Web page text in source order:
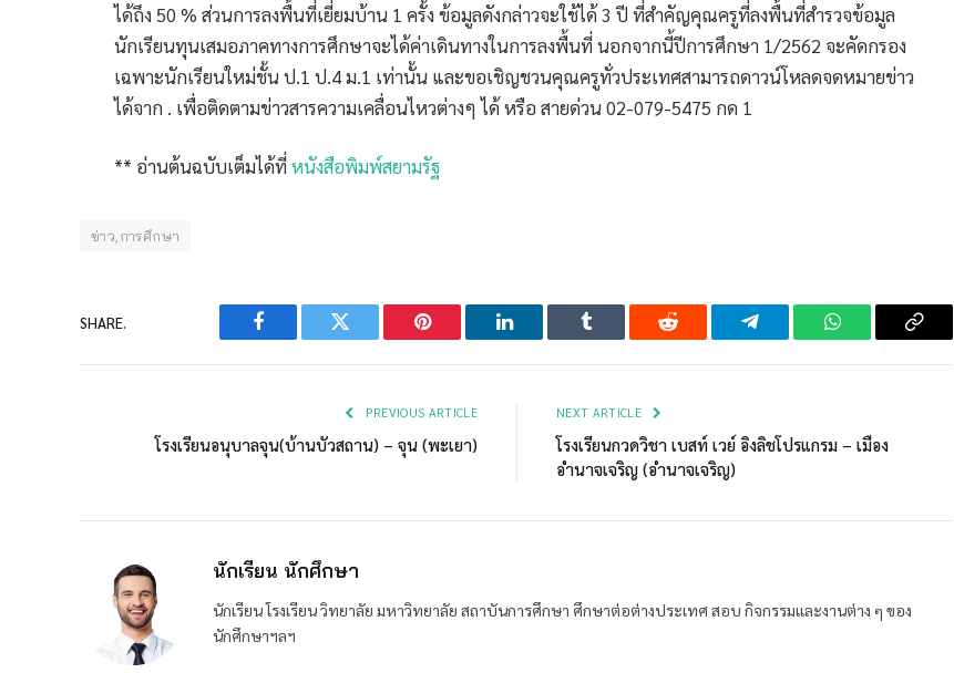
ได้ถึง 50 % ส่วนการลงพื้นที่เยี่ยมบ้าน 1 ครั้ง ข้อมูลดังกล่าวจะใช้ได้ 3 ปี ที่สำคัญคุณครูที่ลงพื้นที่สำรวจข้อมูล
นักเรียนทุนเสมอภาคทางการศึกษาจะได้ค่าเดินทางในการลงพื้นที่ นอกจากนี้ปีการศึกษา 1/2562 จะคัดกรอง
เฉพาะนักเรียนใหม่ชั้น ป.1 ป.4 ม.1 เท่านั้น และขอเชิญชวนคุณครูทั่วประเทศสามารถดาวน์โหลดจดหมายข่าว
ได้จาก . เพื่อติดตามข่าวสารความเคลื่อนไหวต่างๆ ได้ หรือ สายด่วน 02-079-5475 กด 1
** อ่านต้นฉบับเต็มได้ที่หนังสือพิมพ์สยามรัฐ
ข่าว,การศึกษา
SHARE.
Facebook Twitter Pinterest LinkedIn Tumblr Reddit Telegram WhatsAppCopy
PREVIOUS ARTICLE
โรงเรียนอนุบาลจุน(บ้านบัวสถาน) – จุน (พะเยา)
NEXT ARTICLE
โรงเรียนกวดวิชา เบสท์ เวย์ อิงลิชโปรแกรม – เมือง
อำนาจเจริญ (อำนาจเจริญ)
นักเรียน นักศึกษา
นักเรียน โรงเรียน วิทยาลัย มหาวิทยาลัย สถาบันการศึกษา ศึกษาต่อต่างประเทศ สอบ กิจกรรมและงานต่าง ๆ ของ
นักศึกษาฯลฯ